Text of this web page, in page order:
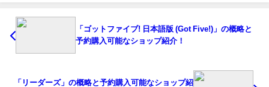
「ゴットファイブ! 日本語版 (Got Five!)」の概略と
予約購入可能なショップ紹介！
「リーダーズ」の概略と予約購入可能なショップ紹